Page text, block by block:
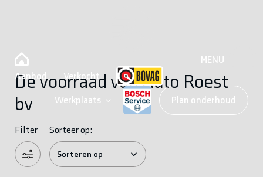
Aanbod Verkocht
Werkplaats Plan onderhoud
MENU
De voorraad van Auto Roest
bv
Filter Sorteer op: